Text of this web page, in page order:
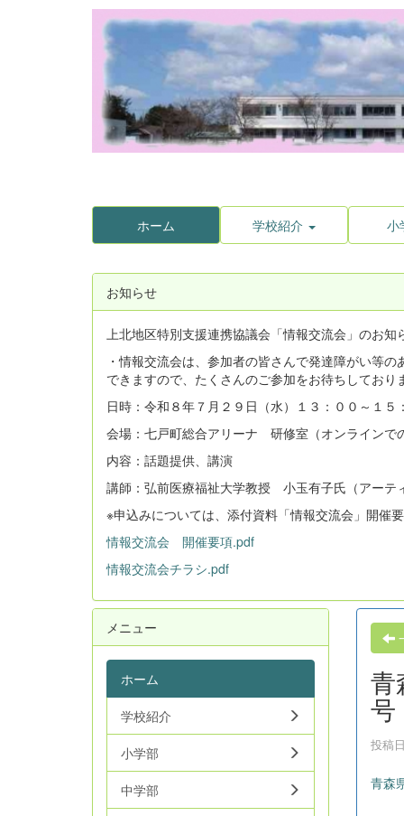
ホーム 学校紹介 小
お知らせ
上北地区特別支援連携協議会「情報交流会」のお知
・情報交流会は、参加者の皆さんで発達障がい等
できますので、たくさんのご参加をお待ちしており
日時：令和８年７月２９日（水）１３：００～１５
会場：七戸町総合アリーナ 研修室（オンラインで
内容：話題提供、講演
講師：弘前医療福祉大学教授 小玉有子氏（アーテ
※申込みについては、添付資料「情報交流会」開催
情報交流会 開催要項.pdf
情報交流会チラシ.pdf
青
号
投稿
青森
メニュー
ホーム
学校紹介
小学部
中学部